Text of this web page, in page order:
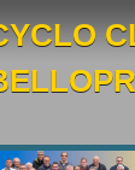
des cookies